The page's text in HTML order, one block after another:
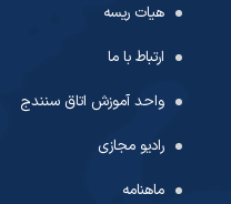
هیات ریسه
ارتباط با ما
واحد آموزش اتاق سنندج
رادیو مجازی
ماهنامه